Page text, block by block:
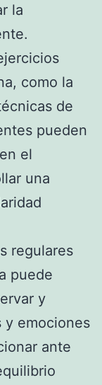
la
como la
de
pueden
el
una
regulares
puede
y
y emociones
ante